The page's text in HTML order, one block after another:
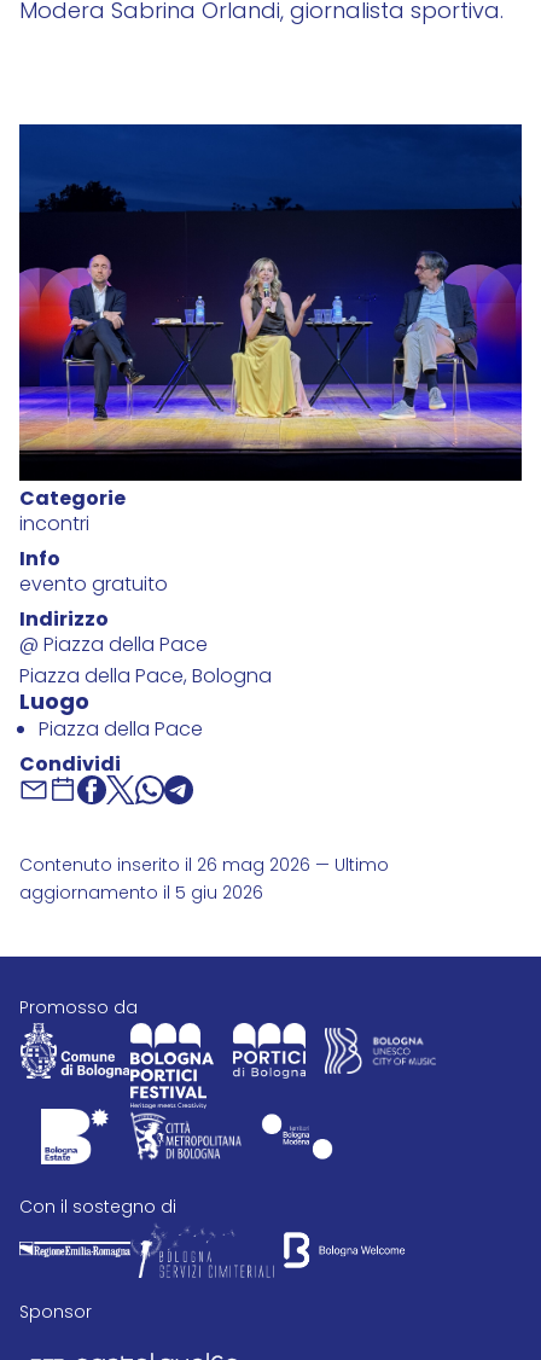
Modera Sabrina Orlandi, giornalista sportiva.
Categorie
incontri
Info
evento gratuito
Indirizzo
@ Piazza della Pace
Piazza della Pace, Bologna
Luogo
Piazza della Pace
Condividi
Contenuto inserito il 26 mag 2026 — Ultimo
aggiornamento il 5 giu 2026
promosso da
con il sostegno di
Sponsor